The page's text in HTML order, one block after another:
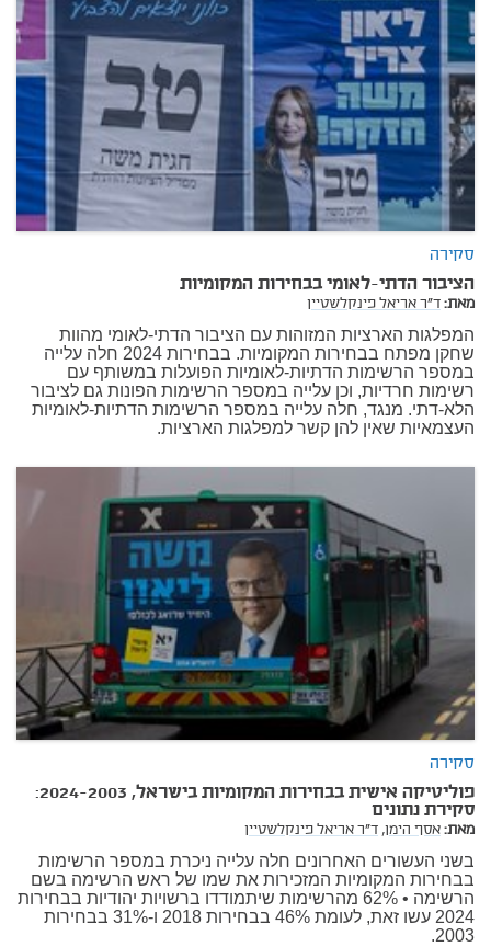
סקירה
הציבור הדתי-לאומי בבחירות המקומיות
מאת:ד"ר אריאל פינקלשטיין
המפלגות הארציות המזוהות עם הציבור הדתי-לאומי מהוות
שחקן מפתח בבחירות המקומיות. בבחירות 2024 חלה עלייה
במספר הרשימות הדתיות-לאומיות הפועלות במשותף עם
רשימות חרדיות, וכן עלייה במספר הרשימות הפונות גם לציבור
הלא-דתי. מנגד, חלה עלייה במספר הרשימות הדתיות-לאומיות
העצמאיות שאין להן קשר למפלגות הארציות.
סקירה
פוליטיקה אישית בבחירות המקומיות בישראל, 2024-2003:
סקירת נתונים
מאת:אסף הימן, ד"ר אריאל פינקלשטיין
בשני העשורים האחרונים חלה עלייה ניכרת במספר הרשימות
בבחירות המקומיות המזכירות את שמו של ראש הרשימה בשם
הרשימה • 62% מהרשימות שיתמודדו ברשויות יהודיות בבחירות
2024 עשו זאת, לעומת 46% בבחירות 2018 ו-31% בבחירות
2003.